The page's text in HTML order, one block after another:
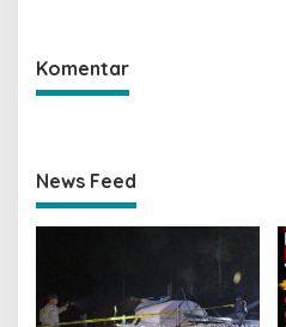
Komentar
News Feed